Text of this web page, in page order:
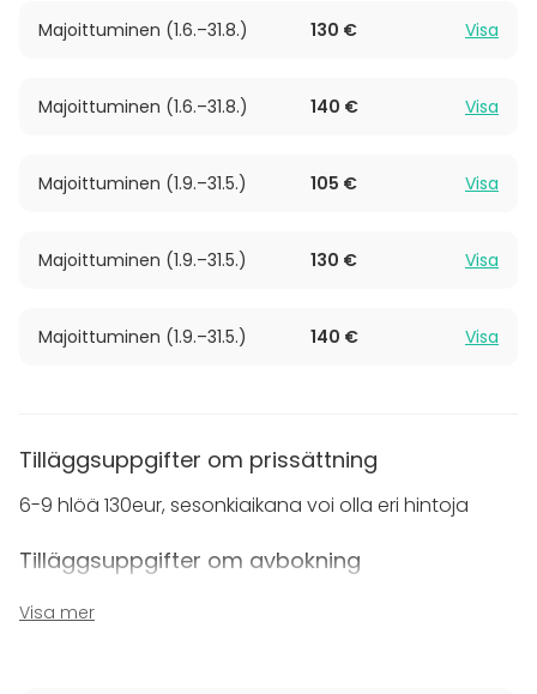
kylpytynnyri. Nämä kruunaavat päivän tarjoamalla
äärellä.
jotka tarjoavat omia mukavuuksiaan sekä
terassi ja huikea tynnyrisauna!
Majoittuminen (1.6.–31.8.) 130 € Visa
Majoittuminen (1.6.–31.8.) 140 € Visa
Majoittuminen (1.9.–31.5.) 105 € Visa
Majoittuminen (1.9.–31.5.) 130 € Visa
Majoittuminen (1.9.–31.5.) 140 € Visa
Tilläggsuppgifter om prissättning
6-9 hlöä 130eur, sesonkiaikana voi olla eri hintoja
Tilläggsuppgifter om avbokning
mahdollisin aikaisin. Jos ei ilmoita peruuttamista
Visa mer